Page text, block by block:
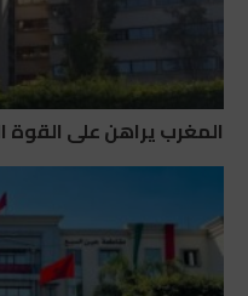
المغرب يراهن على القوة